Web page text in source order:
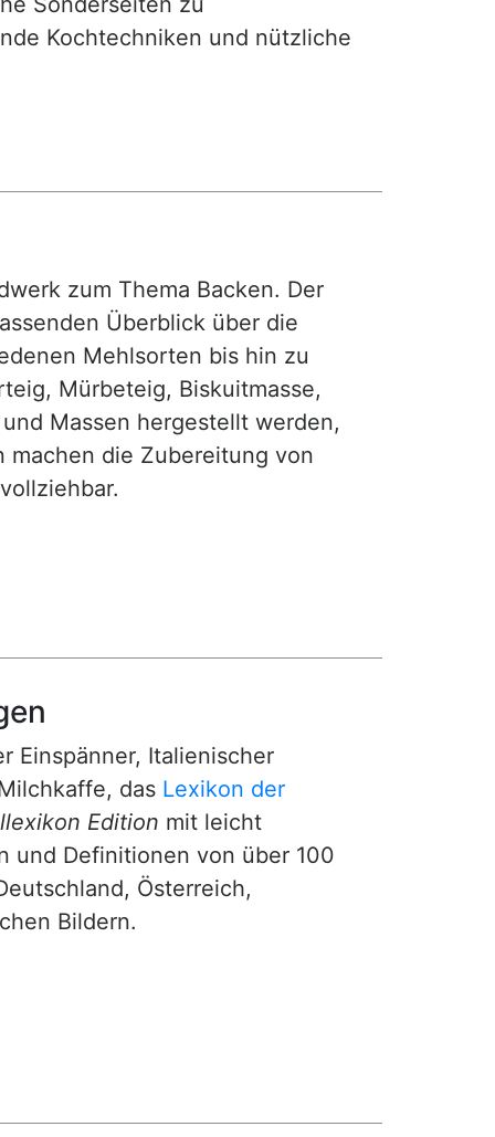
Kochtechniken und nützliche
zum Thema Backen. Der
Überblick über die
Mehlsorten bis hin zu
Mürbeteig, Biskuitmasse,
Massen hergestellt werden,
die Zubereitung von
Einspänner, Italienischer
das Lexikon der
Edition mit leicht
und Definitionen von über 100
Österreich,
Bildern.